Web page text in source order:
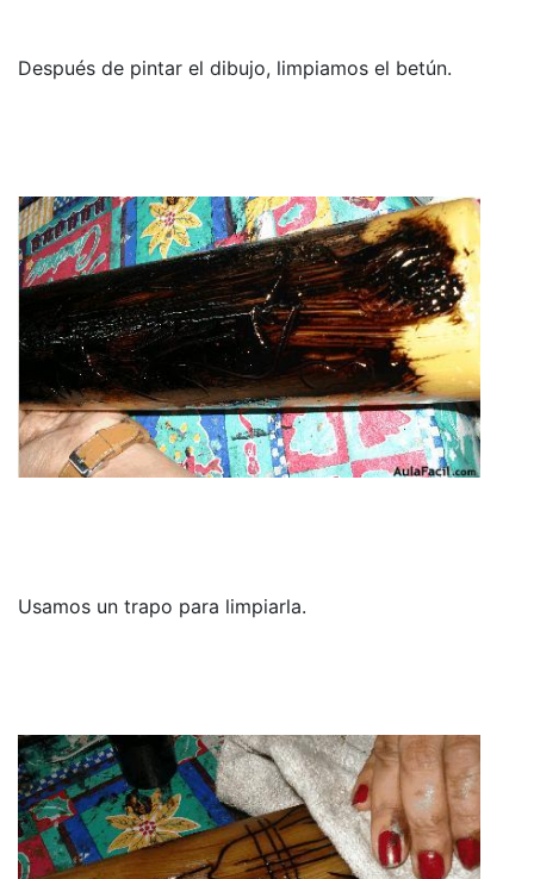
Después de pintar el dibujo, limpiamos el betún.
Usamos un trapo para limpiarla.